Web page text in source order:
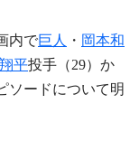
内で巨人 ・ 岡本和
平投手（29）か
ソードについて明